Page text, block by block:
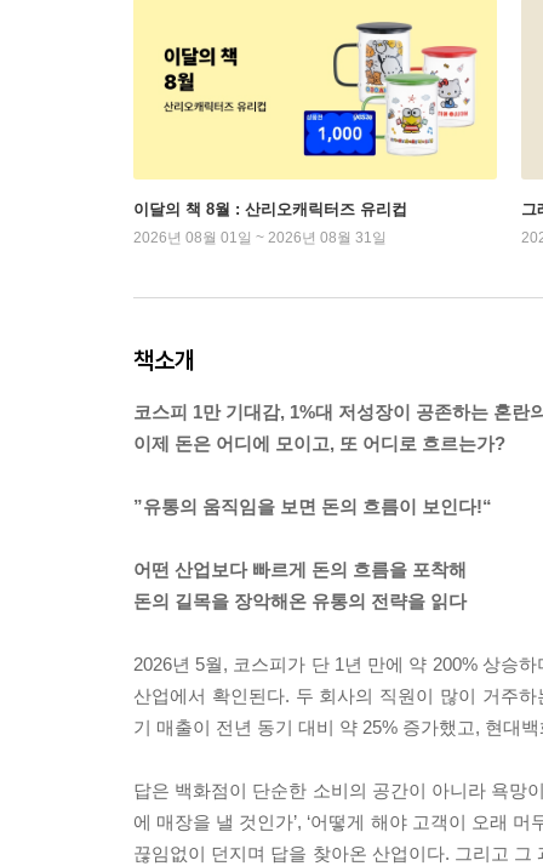
이달의 책 8월 : 산리오캐릭터즈 유리컵
2026년 08월 01일 ~ 2026년 08월 31일
그
책소개
코스피 1만 기대감, 1%대 저성장이 공존하는 혼란
이제 돈은 어디에 모이고, 또 어디로 흐르는가?
”유통의 움직임을 보면 돈의 흐름이 보인다!“
어떤 산업보다 빠르게 돈의 흐름을 포착해
돈의 길목을 장악해온 유통의 전략을 읽다
2026년 5월, 코스피가 단 1년 만에 약 200% 상승
산업에서 확인된다. 두 회사의 직원이 많이 거주
기 매출이 전년 동기 대비 약 25% 증가했고, 현대
답은 백화점이 단순한 소비의 공간이 아니라 욕망
에 매장을 낼 것인가’, ‘어떻게 해야 고객이 오래 머
끊임없이 던지며 답을 찾아온 산업이다. 그리고